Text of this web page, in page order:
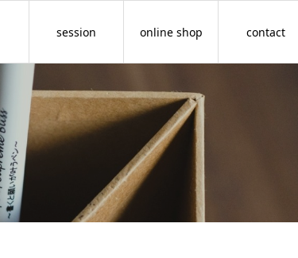
session online shop contact